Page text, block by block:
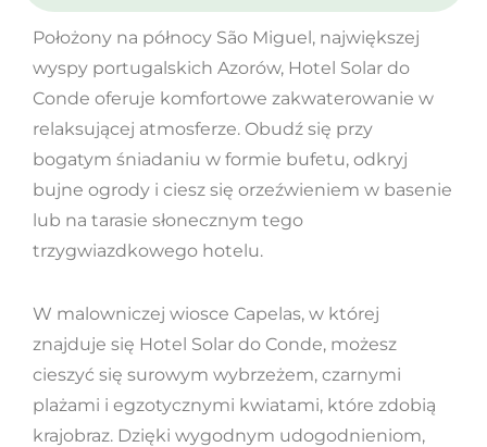
Położony na północy São Miguel, największej
wyspy portugalskich Azorów, Hotel Solar do
Conde oferuje komfortowe zakwaterowanie w
relaksującej atmosferze. Obudź się przy
bogatym śniadaniu w formie bufetu, odkryj
bujne ogrody i ciesz się orzeźwieniem w basenie
lub na tarasie słonecznym tego
trzygwiazdkowego hotelu.
W malowniczej wiosce Capelas, w której
znajduje się Hotel Solar do Conde, możesz
cieszyć się surowym wybrzeżem, czarnymi
plażami i egzotycznymi kwiatami, które zdobią
krajobraz. Dzięki wygodnym udogodnieniom,